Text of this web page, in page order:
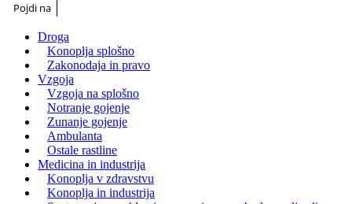
Pojdi na
Droga
Konoplja splošno
Zakonodaja in pravo
Vzgoja
Vzgoja na splošno
Notranje gojenje
Zunanje gojenje
Ambulanta
Ostale rastline
Medicina in industrija
Konoplja v zdravstvu
Konoplja in industrija